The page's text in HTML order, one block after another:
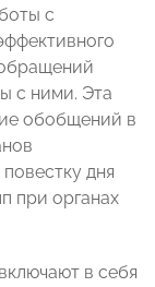
с
с ними. Эта
обобщений в
дня
при органах
в себя